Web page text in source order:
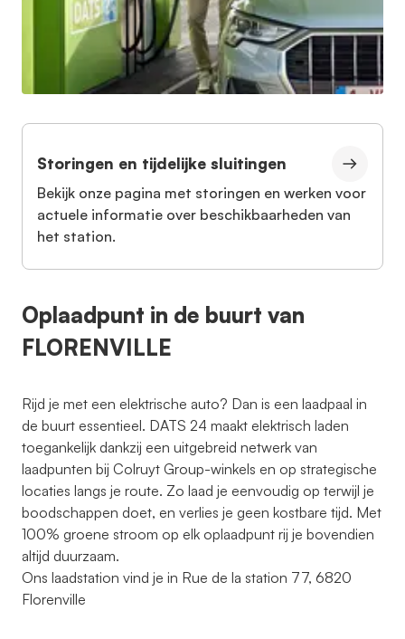
Storingen en tijdelijke sluitingen
Bekijk onze pagina met storingen en werken voor
actuele informatie over beschikbaarheden van
het station.
Oplaadpunt in de buurt van
FLORENVILLE
Rijd je met een elektrische auto? Dan is een laadpaal in
de buurt essentieel. DATS 24 maakt elektrisch laden
toegankelijk dankzij een uitgebreid netwerk van
laadpunten bij Colruyt Group-winkels en op strategische
locaties langs je route. Zo laad je eenvoudig op terwijl je
boodschappen doet, en verlies je geen kostbare tijd. Met
100% groene stroom op elk oplaadpunt rij je bovendien
altijd duurzaam.
Ons laadstation vind je in Rue de la station 77, 6820
Florenville